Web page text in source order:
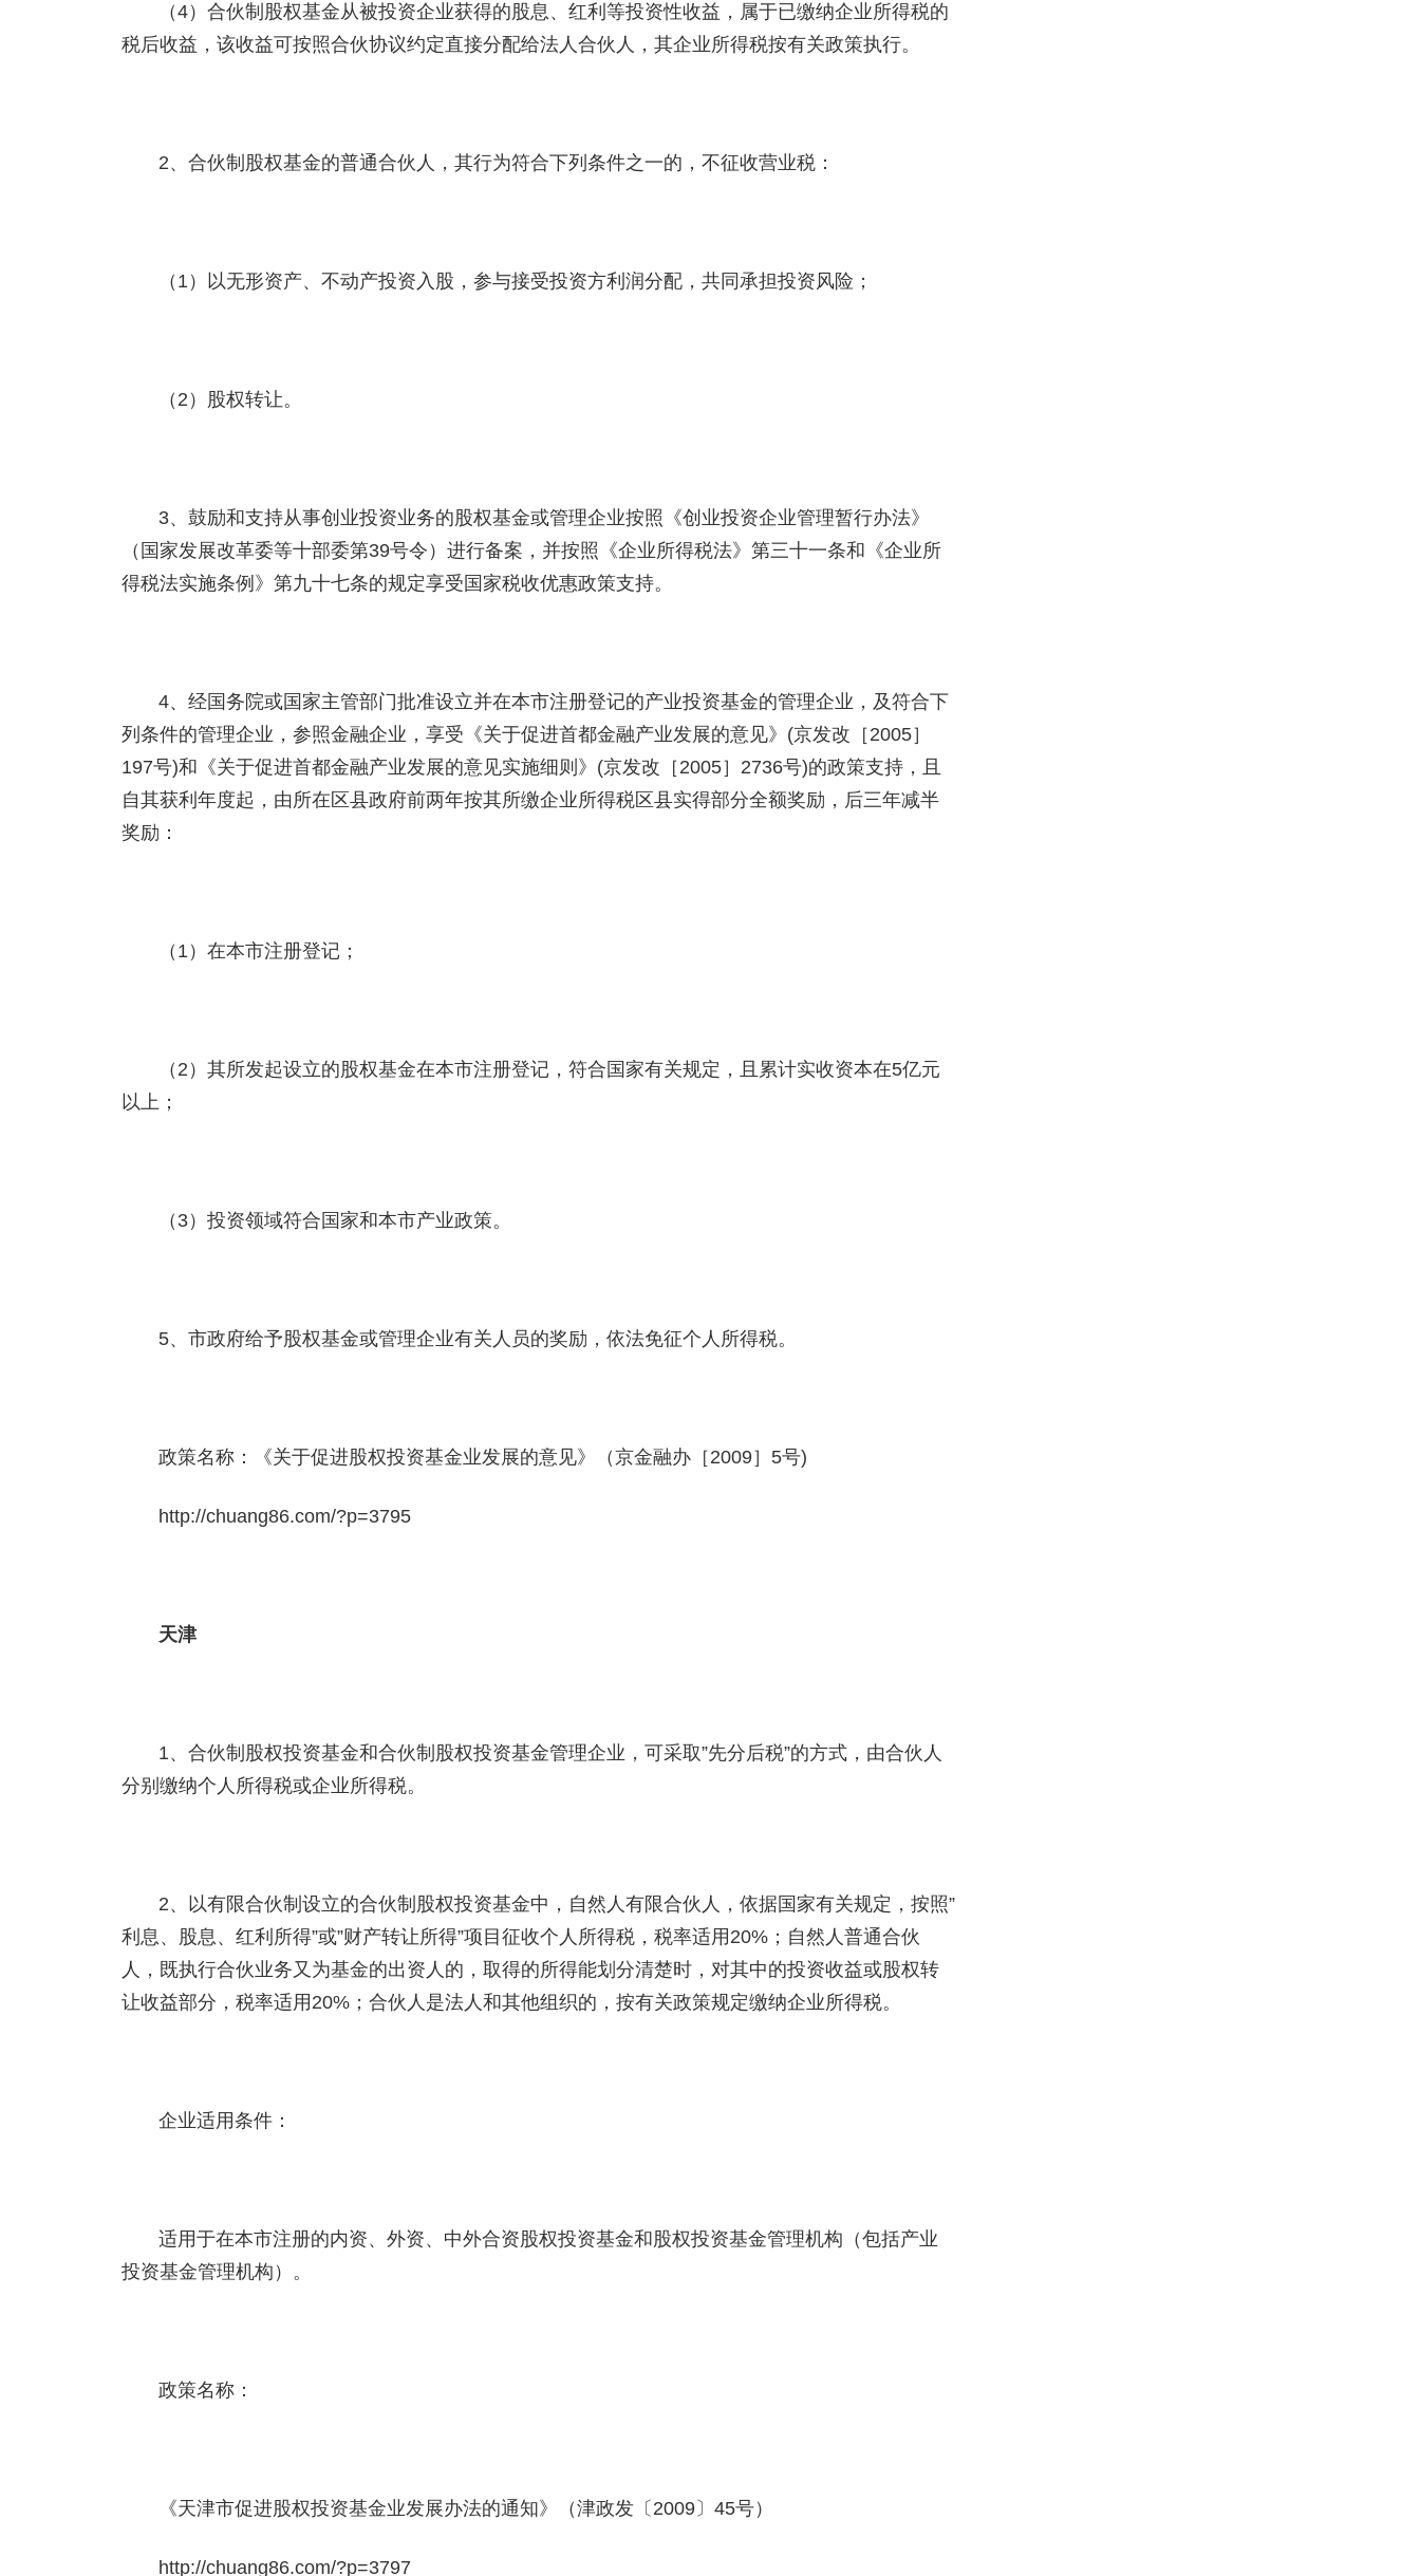
（4）合伙制股权基金从被投资企业获得的股息、红利等投资性收益，属于已缴纳企业所得税的
税后收益，该收益可按照合伙协议约定直接分配给法人合伙人，其企业所得税按有关政策执行。
2、合伙制股权基金的普通合伙人，其行为符合下列条件之一的，不征收营业税：
（1）以无形资产、不动产投资入股，参与接受投资方利润分配，共同承担投资风险；
（2）股权转让。
3、鼓励和支持从事创业投资业务的股权基金或管理企业按照《创业投资企业管理暂行办法》
（国家发展改革委等十部委第39号令）进行备案，并按照《企业所得税法》第三十一条和《企业所
得税法实施条例》第九十七条的规定享受国家税收优惠政策支持。
4、经国务院或国家主管部门批准设立并在本市注册登记的产业投资基金的管理企业，及符合下
列条件的管理企业，参照金融企业，享受《关于促进首都金融产业发展的意见》(京发改［2005］
197号)和《关于促进首都金融产业发展的意见实施细则》(京发改［2005］2736号)的政策支持，且
自其获利年度起，由所在区县政府前两年按其所缴企业所得税区县实得部分全额奖励，后三年减半
奖励：
（1）在本市注册登记；
（2）其所发起设立的股权基金在本市注册登记，符合国家有关规定，且累计实收资本在5亿元
以上；
（3）投资领域符合国家和本市产业政策。
5、市政府给予股权基金或管理企业有关人员的奖励，依法免征个人所得税。
政策名称：《关于促进股权投资基金业发展的意见》（京金融办［2009］5号)
http://chuang86.com/?p=3795
天津
1、合伙制股权投资基金和合伙制股权投资基金管理企业，可采取”先分后税”的方式，由合伙人
分别缴纳个人所得税或企业所得税。
2、以有限合伙制设立的合伙制股权投资基金中，自然人有限合伙人，依据国家有关规定，按照”
利息、股息、红利所得”或”财产转让所得”项目征收个人所得税，税率适用20%；自然人普通合伙
人，既执行合伙业务又为基金的出资人的，取得的所得能划分清楚时，对其中的投资收益或股权转
让收益部分，税率适用20%；合伙人是法人和其他组织的，按有关政策规定缴纳企业所得税。
企业适用条件：
适用于在本市注册的内资、外资、中外合资股权投资基金和股权投资基金管理机构（包括产业
投资基金管理机构）。
政策名称：
《天津市促进股权投资基金业发展办法的通知》（津政发〔2009〕45号）
http://chuang86.com/?p=3797